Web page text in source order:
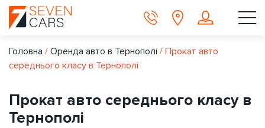
Головна / Оренда авто в Тернополі / Прокат авто
середнього класу в Тернополі
Прокат авто середнього класу в
Тернополі